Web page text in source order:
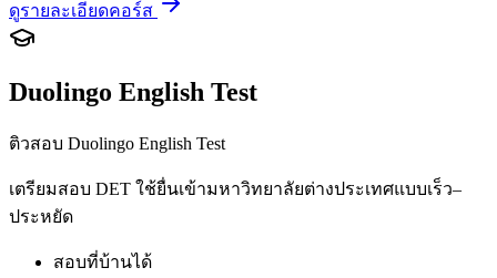
ดูรายละเอียดคอร์ส
Duolingo English Test
ติวสอบ Duolingo English Test
เตรียมสอบ DET ใช้ยื่นเข้ามหาวิทยาลัยต่างประเทศแบบเร็ว–
ประหยัด
สอบที่บ้านได้